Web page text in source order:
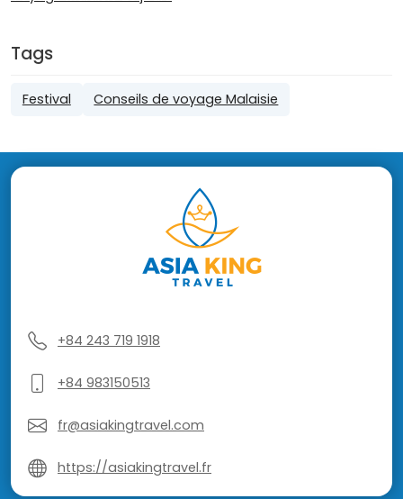
Tags
Festival Conseils de voyage Malaisie
+84 243 719 1918
+84 983150513
fr@asiakingtravel.com
https://asiakingtravel.fr